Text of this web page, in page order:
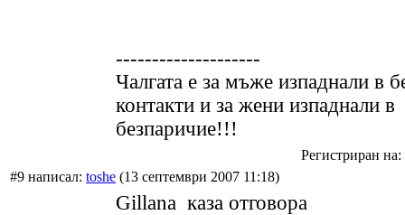
--------------------
Чалгата е за мъже изпаднали в
контакти и за жени изпаднали в
безпаричие!!!
Регистриран
#9 написал: toshe (13 септември 2007 11:18)
Gillana каза отговора